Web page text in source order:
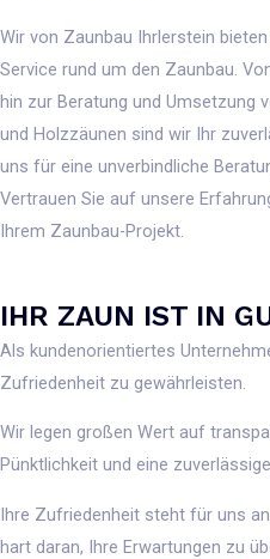
Wir von Zaunbau Ihrlerstein
Service rund um den Zaunbau.
hin zur Beratung und Umsetzung
und Holzzäunen sind wir Ihr
uns für eine unverbindliche
Vertrauen Sie auf unsere
Ihrem Zaunbau-Projekt.
IHR ZAUN IST IN
Als kundenorientiertes
Zufriedenheit zu gewährleisten.
Wir legen großen Wert auf
Pünktlichkeit und eine
Ihre Zufriedenheit steht für uns
hart daran, Ihre Erwartungen zu